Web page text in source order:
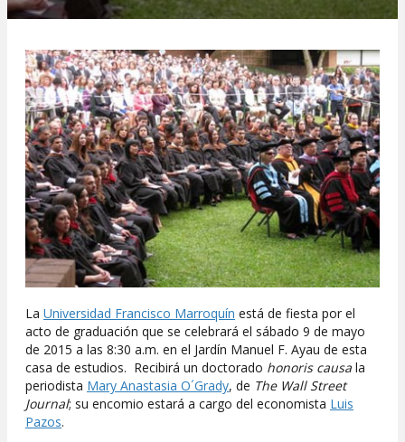
La Universidad Francisco Marroquín está de fiesta por el
acto de graduación que se celebrará el sábado 9 de mayo
de 2015 a las 8:30 a.m. en el Jardín Manuel F. Ayau de esta
casa de estudios. Recibirá un doctorado honoris causa la
periodista Mary Anastasia O´Grady, de The Wall Street
Journal; su encomio estará a cargo del economista Luis
Pazos.